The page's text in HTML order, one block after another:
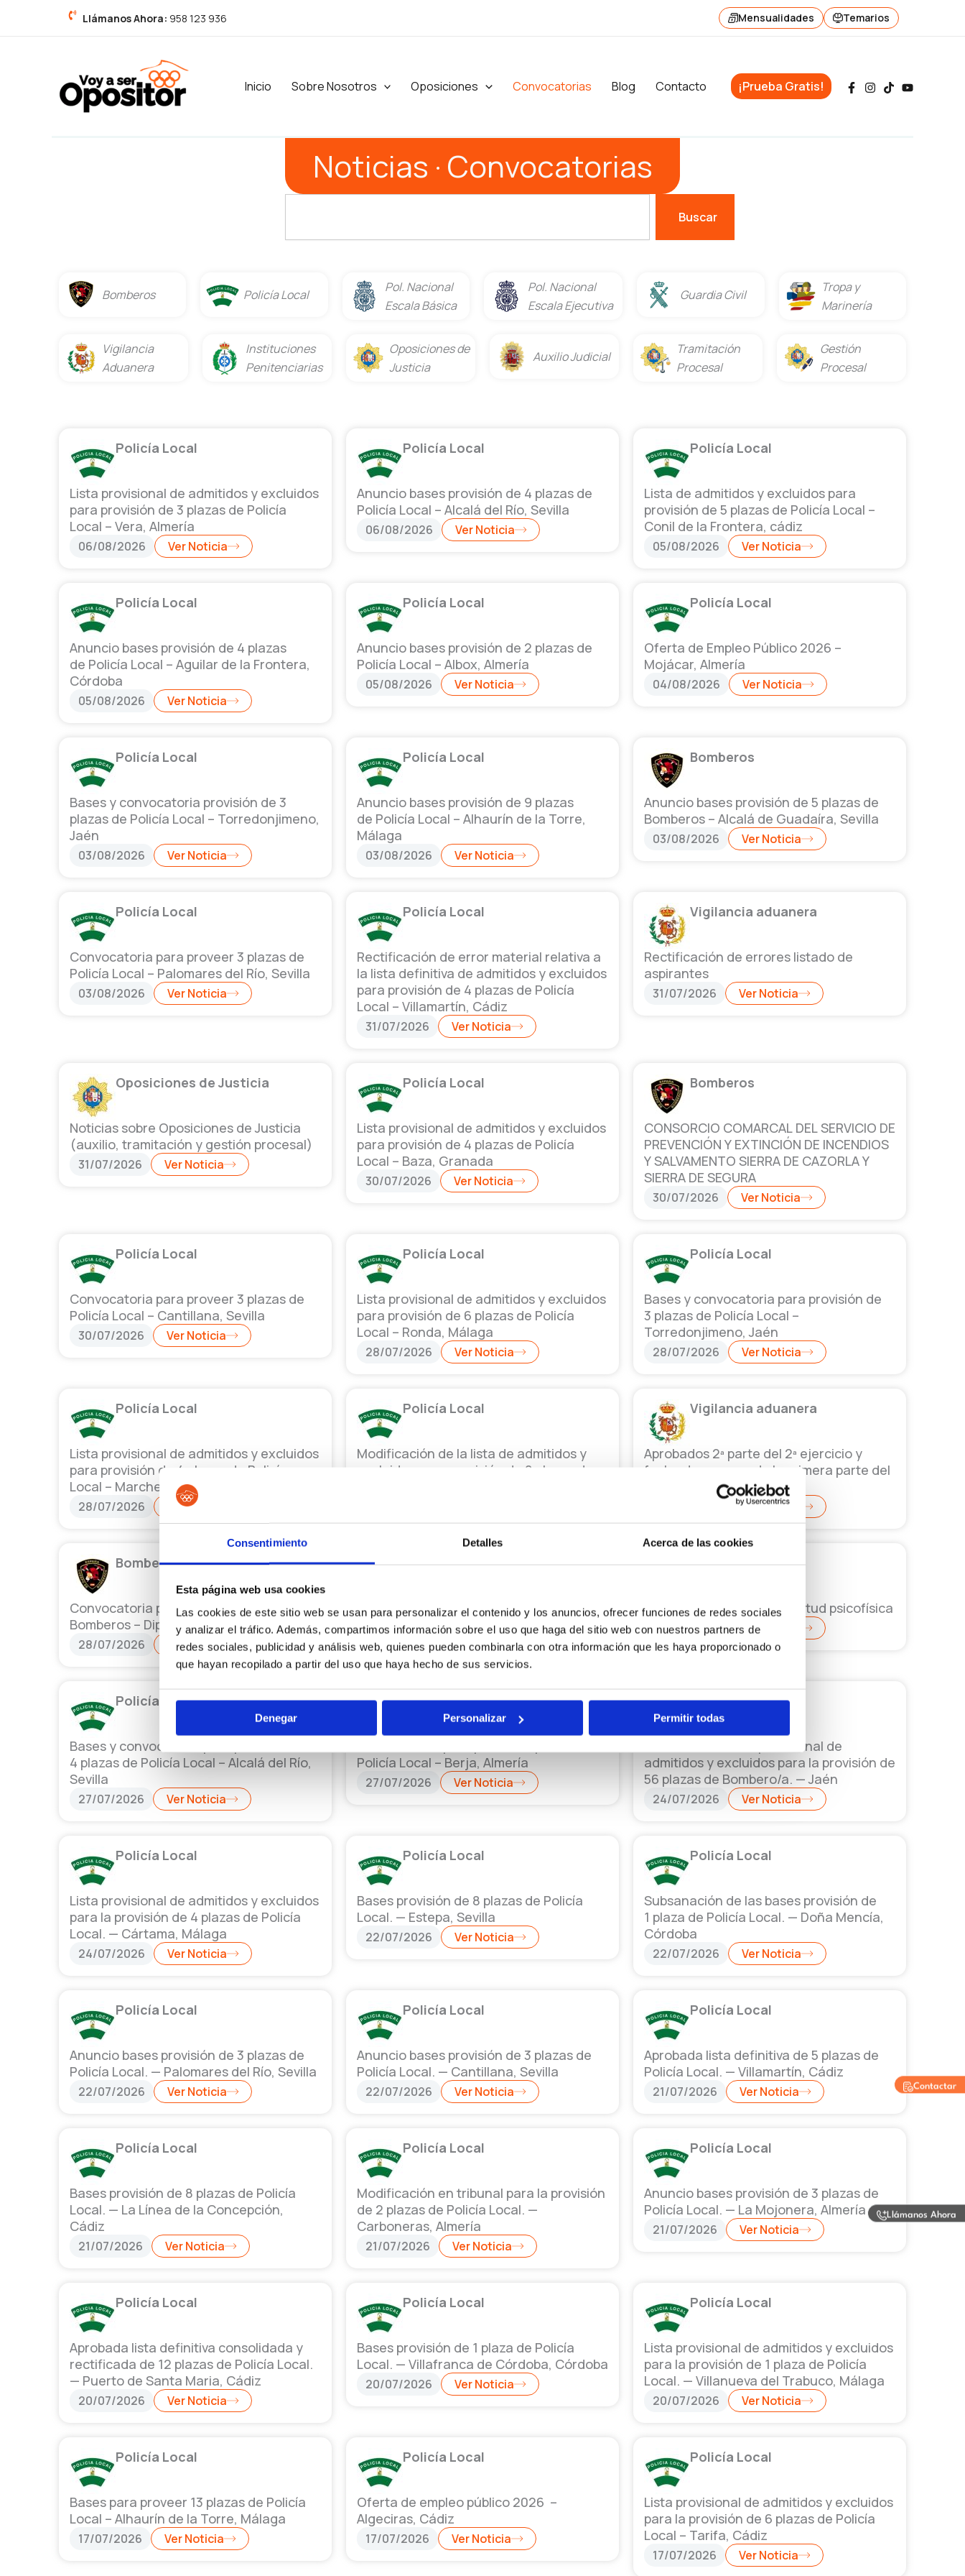
Consentimiento Detalles Acerca de las cookies
Esta página web usa cookies
Las cookies de este sitio web se usan para personalizar el contenido y los anuncios, ofrecer funciones de redes sociales
y analizar el tráfico. Además, compartimos información sobre el uso que haga del sitio web con nuestros partners de
redes sociales, publicidad y análisis web, quienes pueden combinarla con otra información que les haya proporcionado o
que hayan recopilado a partir del uso que haya hecho de sus servicios.
Denegar Personalizar Permitir todas
Llámanos Ahora: 958 123 936 Mensualidades Temarios
Inicio Sobre Nosotros Oposiciones Convocatorias Blog Contacto ¡Prueba Gratis!
Noticias · Convocatorias
Buscar
Bomberos Policía Local
Pol. Nacional
Escala Básica
Pol. Nacional
Escala Ejecutiva
Guardia Civil
Tropa y
Marinería
Vigilancia
Aduanera
Instituciones
Penitenciarias
Oposiciones de
Justicia
Auxilio Judicial
Tramitación
Procesal
Gestión
Procesal
Policía Local
Lista provisional de admitidos y excluidos
para provisión de 3 plazas de Policía
Local – Vera, Almería
06/08/2026 Ver Noticia
Policía Local
Anuncio bases provisión de 4 plazas de
Policía Local – Alcalá del Río, Sevilla
06/08/2026 Ver Noticia
Policía Local
Lista de admitidos y excluidos para
provisión de 5 plazas de Policía Local –
Conil de la Frontera, cádiz
05/08/2026 Ver Noticia
Policía Local
Anuncio bases provisión de 4 plazas
de Policía Local – Aguilar de la Frontera,
Córdoba
05/08/2026 Ver Noticia
Policía Local
Anuncio bases provisión de 2 plazas de
Policía Local – Albox, Almería
05/08/2026 Ver Noticia
Policía Local
Oferta de Empleo Público 2026 –
Mojácar, Almería
04/08/2026 Ver Noticia
Policía Local
Bases y convocatoria provisión de 3
plazas de Policía Local – Torredonjimeno,
Jaén
03/08/2026 Ver Noticia
Policía Local
Anuncio bases provisión de 9 plazas
de Policía Local – Alhaurín de la Torre,
Málaga
03/08/2026 Ver Noticia
Bomberos
Anuncio bases provisión de 5 plazas de
Bomberos – Alcalá de Guadaíra, Sevilla
03/08/2026 Ver Noticia
Policía Local
Convocatoria para proveer 3 plazas de
Policía Local – Palomares del Río, Sevilla
03/08/2026 Ver Noticia
Policía Local
Rectificación de error material relativa a
la lista definitiva de admitidos y excluidos
para provisión de 4 plazas de Policía
Local – Villamartín, Cádiz
31/07/2026 Ver Noticia
Vigilancia aduanera
Rectificación de errores listado de
aspirantes
31/07/2026 Ver Noticia
Oposiciones de Justicia
Noticias sobre Oposiciones de Justicia
(auxilio, tramitación y gestión procesal)
31/07/2026 Ver Noticia
Policía Local
Lista provisional de admitidos y excluidos
para provisión de 4 plazas de Policía
Local – Baza, Granada
30/07/2026 Ver Noticia
Bomberos
CONSORCIO COMARCAL DEL SERVICIO DE
PREVENCIÓN Y EXTINCIÓN DE INCENDIOS
Y SALVAMENTO SIERRA DE CAZORLA Y
SIERRA DE SEGURA
30/07/2026 Ver Noticia
Policía Local
Convocatoria para proveer 3 plazas de
Policía Local – Cantillana, Sevilla
30/07/2026 Ver Noticia
Policía Local
Lista provisional de admitidos y excluidos
para provisión de 6 plazas de Policía
Local – Ronda, Málaga
28/07/2026 Ver Noticia
Policía Local
Bases y convocatoria para provisión de
3 plazas de Policía Local –
Torredonjimeno, Jaén
28/07/2026 Ver Noticia
Policía Local
Lista provisional de admitidos y excluidos
para provisión de 4 plazas de Policía
Local – Marchena, Sevilla
28/07/2026 Ver Noticia
Policía Local
Modificación de la lista de admitidos y
excluidos para provisión de 8 plazas de
Vigilancia aduanera
Aprobados 2ª parte del 2ª ejercicio y
fecha de examen de la primera parte del
tercer ejercicio
Ver Noticia
Bomberos
Convocatoria para proveer 10 plazas de
Bomberos – Diputación de Burgos
28/07/2026 Ver Noticia
Policía Local
Convocatoria para proveer 3 plazas de
Policía Local – La Mojonera, Almería
28/07/2026 Ver Noticia
Guardia Civil
Convocatoria pruebas aptitud psicofísica
27/07/2026 Ver Noticia
Policía Local
Bases y convocatoria para provisión de
4 plazas de Policía Local – Alcalá del Río,
Sevilla
27/07/2026 Ver Noticia
Policía Local
Policía Local – Berja, Almería
27/07/2026 Ver Noticia
Bomberos
Rectificación Lista provisional de
admitidos y excluidos para la provisión de
56 plazas de Bombero/a. — Jaén
24/07/2026 Ver Noticia
Policía Local
Lista provisional de admitidos y excluidos
para la provisión de 4 plazas de Policía
Local. — Cártama, Málaga
24/07/2026 Ver Noticia
Policía Local
Bases provisión de 8 plazas de Policía
Local. — Estepa, Sevilla
22/07/2026 Ver Noticia
Policía Local
Subsanación de las bases provisión de
1 plaza de Policía Local. — Doña Mencía,
Córdoba
22/07/2026 Ver Noticia
Policía Local
Anuncio bases provisión de 3 plazas de
Policía Local. — Palomares del Río, Sevilla
22/07/2026 Ver Noticia
Policía Local
Anuncio bases provisión de 3 plazas de
Policía Local. — Cantillana, Sevilla
22/07/2026 Ver Noticia
Policía Local
Aprobada lista definitiva de 5 plazas de
Policía Local. — Villamartín, Cádiz
21/07/2026 Ver Noticia
Policía Local
Bases provisión de 8 plazas de Policía
Local. — La Línea de la Concepción,
Cádiz
21/07/2026 Ver Noticia
Policía Local
Modificación en tribunal para la provisión
de 2 plazas de Policía Local. —
Carboneras, Almería
21/07/2026 Ver Noticia
Policía Local
Anuncio bases provisión de 3 plazas de
Policía Local. — La Mojonera, Almería
21/07/2026 Ver Noticia
Policía Local
Aprobada lista definitiva consolidada y
rectificada de 12 plazas de Policía Local.
— Puerto de Santa Maria, Cádiz
20/07/2026 Ver Noticia
Policía Local
Bases provisión de 1 plaza de Policía
Local. — Villafranca de Córdoba, Córdoba
20/07/2026 Ver Noticia
Policía Local
Lista provisional de admitidos y excluidos
para la provisión de 1 plaza de Policía
Local. — Villanueva del Trabuco, Málaga
20/07/2026 Ver Noticia
Policía Local
Bases para proveer 13 plazas de Policía
Local – Alhaurín de la Torre, Málaga
17/07/2026 Ver Noticia
Policía Local
Oferta de empleo público 2026 –
Algeciras, Cádiz
17/07/2026 Ver Noticia
Policía Local
Lista provisional de admitidos y excluidos
para la provisión de 6 plazas de Policía
Local – Tarifa, Cádiz
17/07/2026 Ver Noticia
Llámanos Ahora
Contactar